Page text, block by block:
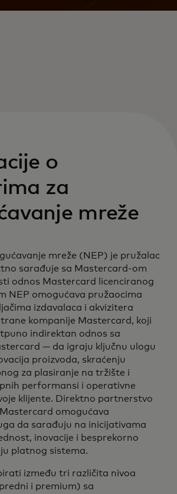
o
za
mreže
mreže (NEP) je pružalac
sarađuje sa Mastercard-om
odnos Mastercard licenciranog
NEP omogućava pružaocima
izdavalaca i akvizitera
kompanije Mastercard, koji
indirektan odnos sa
— da igraju ključnu ulogu
proizvoda, skraćenju
za plasiranje na tržište i
performansi i operativne
klijente. Direktno partnerstvo
omogućava
da sarađuju na inicijativama
inovacije i besprekorno
platnog sistema.
između tri različita nivoa
i premium) sa